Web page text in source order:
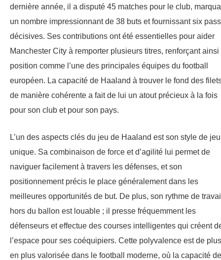
dernière année, il a disputé 45 matches pour le club,
un nombre impressionnant de 38 buts et fournissant six
décisives. Ses contributions ont été essentielles pour aider
Manchester City à remporter plusieurs titres, renforçant ainsi
position comme l’une des principales équipes du football
européen. La capacité de Haaland à trouver le fond des
de manière cohérente a fait de lui un atout précieux à la fois
pour son club et pour son pays.
L’un des aspects clés du jeu de Haaland est son style de jeu
unique. Sa combinaison de force et d’agilité lui permet de
naviguer facilement à travers les défenses, et son
positionnement précis le place généralement dans les
meilleures opportunités de but. De plus, son rythme de
hors du ballon est louable ; il presse fréquemment les
défenseurs et effectue des courses intelligentes qui créent
l’espace pour ses coéquipiers. Cette polyvalence est de plus
en plus valorisée dans le football moderne, où la capacité de